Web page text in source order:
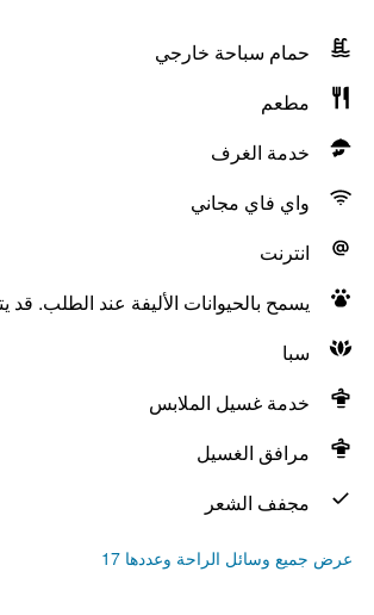
حمام سباحة خارجي
مطعم
خدمة الغرف
واي فاي مجاني
انترنت
يسمح بالحيوانات الأليفة عند الطلب.
سبا
خدمة غسيل الملابس
مرافق الغسيل
مجفف الشعر
عرض جميع وسائل الراحة وعددها 17